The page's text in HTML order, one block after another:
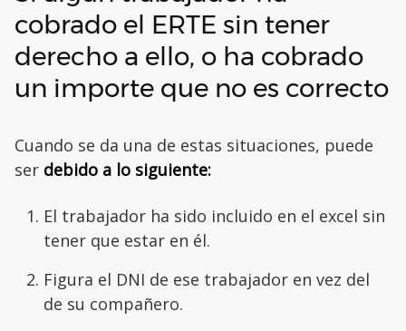
cobrado el ERTE sin tener
derecho a ello, o ha cobrado
un importe que no es correcto
Cuando se da una de estas situaciones, puede
ser debido a lo siguiente:
El trabajador ha sido incluido en el excel sin
tener que estar en él.
Figura el DNI de ese trabajador en vez del
de su compañero.